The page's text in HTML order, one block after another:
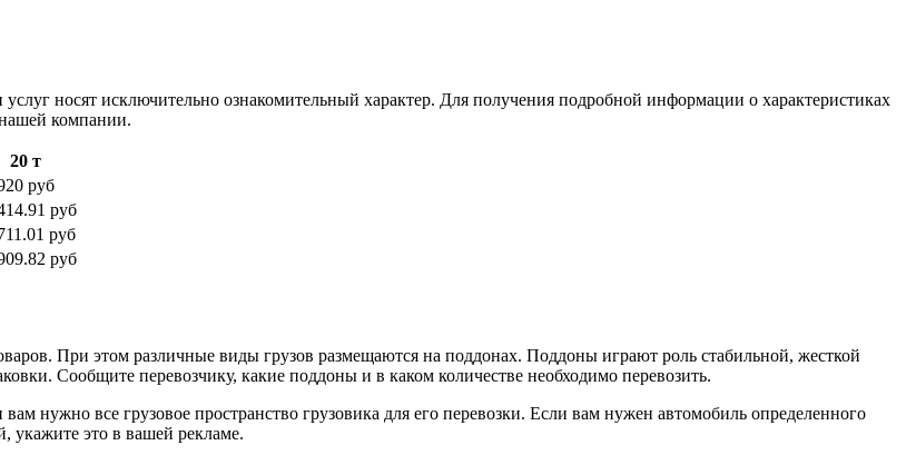
носят исключительно ознакомительный характер. Для получения подробной информации о характеристиках
компании.
20 т
руб
руб
руб
руб
При этом различные виды грузов размещаются на поддонах. Поддоны играют роль стабильной, жесткой
Сообщите перевозчику, какие поддоны и в каком количестве необходимо перевозить.
нужно все грузовое пространство грузовика для его перевозки. Если вам нужен автомобиль определенного
укажите это в вашей рекламе.